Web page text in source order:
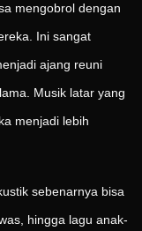
mengobrol dengan
Ini sangat
ajang reuni
Musik latar yang
menjadi lebih
sebenarnya bisa
hingga lagu anak-